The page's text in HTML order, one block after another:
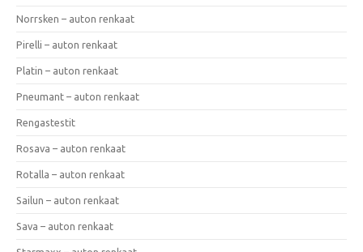
Norrsken – auton renkaat
Pirelli – auton renkaat
Platin – auton renkaat
Pneumant – auton renkaat
Rengastestit
Rosava – auton renkaat
Rotalla – auton renkaat
Sailun – auton renkaat
Sava – auton renkaat